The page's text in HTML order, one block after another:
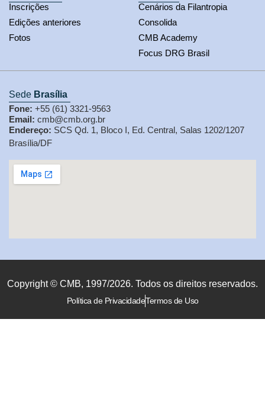
Inscrições
Edições anteriores
Fotos
Cenários da Filantropia
Consolida
CMB Academy
Focus DRG Brasil
Sede Brasília
Fone: +55 (61) 3321-9563
Email: cmb@cmb.org.br
Endereço: SCS Qd. 1, Bloco I, Ed. Central, Salas 1202/1207
Brasília/DF
Copyright © CMB, 1997/2026. Todos os direitos reservados.
Política de PrivacidadeTermos de Uso